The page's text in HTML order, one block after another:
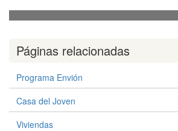
Páginas relacionadas
Programa Envión
Casa del Joven
Viviendas